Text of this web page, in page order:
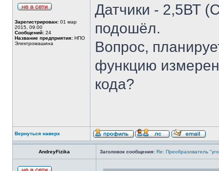
Зарегистрирован: 01 мар
2015, 09:00
Сообщений: 24
Название предприятия: НПО
Электромашина
Датчики - 2,5ВТ
подошёл.
Вопрос,
функцию
кода?
Вернуться наверх
AndreyFizika Заголовок сообщения: Re: Преобразователь